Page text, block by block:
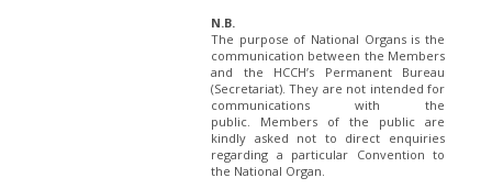
N.B.
The purpose of National Organs is the
communication between the Members
and the HCCH’s Permanent Bureau
(Secretariat). They are not intended for
communications with the
public. Members of the public are
kindly asked not to direct enquiries
regarding a particular Convention to
the National Organ.